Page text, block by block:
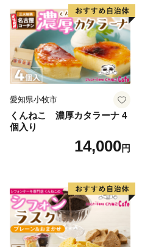
愛知県小牧市
くんねこ 濃厚カタラーナ 4
個入り
14,000円